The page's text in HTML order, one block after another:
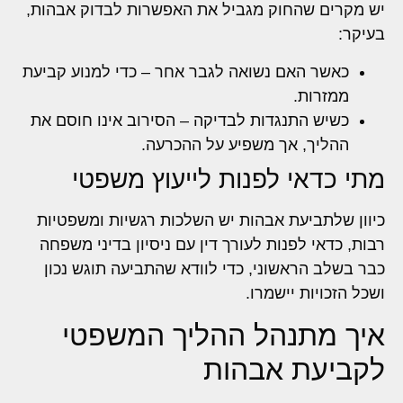
יש מקרים שהחוק מגביל את האפשרות לבדוק אבהות,
בעיקר:
כאשר האם נשואה לגבר אחר – כדי למנוע קביעת
ממזרות.
כשיש התנגדות לבדיקה – הסירוב אינו חוסם את
ההליך, אך משפיע על ההכרעה.
מתי כדאי לפנות לייעוץ משפטי
כיוון שלתביעת אבהות יש השלכות רגשיות ומשפטיות
רבות, כדאי לפנות לעורך דין עם ניסיון בדיני משפחה
כבר בשלב הראשוני, כדי לוודא שהתביעה תוגש נכון
ושכל הזכויות יישמרו.
איך מתנהל ההליך המשפטי
לקביעת אבהות